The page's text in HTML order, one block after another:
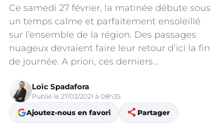
Ce samedi 27 février, la matinée débute sous
un temps calme et parfaitement ensoleillé
sur l’ensemble de la région. Des passages
nuageux devraient faire leur retour d’ici la fin
de journée. A priori, ces derniers…
Loïc Spadafora
Publié le 27/02/2021 à 08h35
Ajoutez-nous en favori share Partager